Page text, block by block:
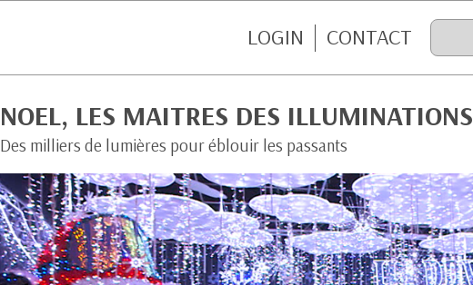
LOGIN CONTACT
NOEL, LES MAITRES DES ILLUMINATIONS
Des milliers de lumières pour éblouir les passants